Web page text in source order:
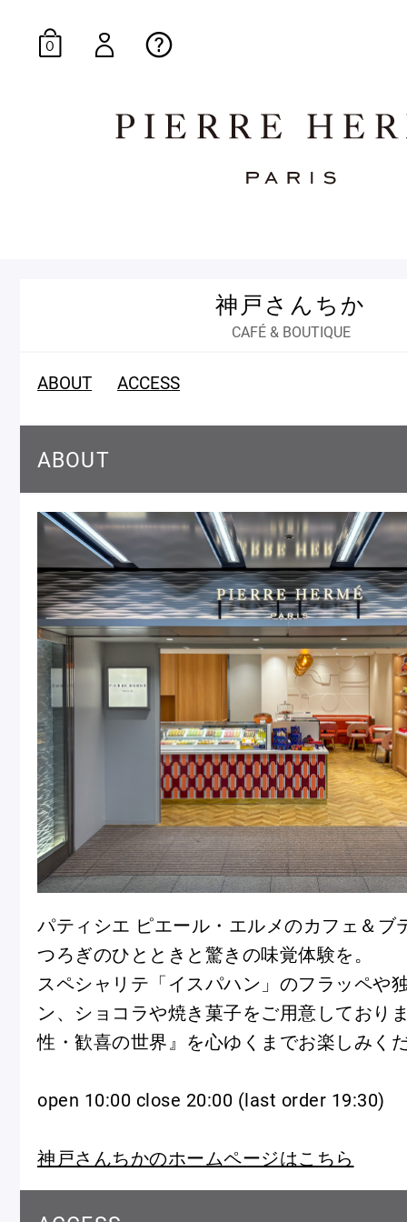
E-Gourmandise
マカロンギフト
Macarons
アニバーサリー
ケーキ
Gâteaux
d'Anniversaire
チ
焼き菓子
Sablé et gateaux de
voyage
ク
他
贈
アイス
Glaces
冷
季節の商品
Produits de saison
0
神戸さんちか
CAFÉ & BOUTIQUE
ABOUT ACCESS
ABOUT
パティシエ ピエール・エルメのカフェ＆ブ
つろぎのひとときと驚きの味覚体験を。
スペシャリテ「イスパハン」のフラッペや
ン、ショコラや焼き菓子をご用意しており
性・歓喜の世界』を心ゆくまでお楽しみく
open 10:00 close 20:00 (last order 19:30)
神戸さんちかのホームページはこちら